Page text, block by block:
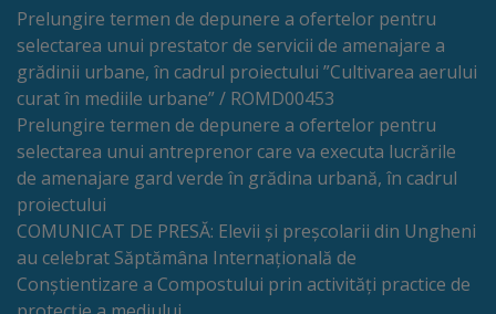
Consiliului
Calitate
și
integritate
Servicii
Plăți
Prelungire termen de depunere a ofertelor pentru
selectarea unui prestator de servicii de amenajare a
grădinii urbane, în cadrul proiectului ”Cultivarea aerului
curat în mediile urbane” / ROMD00453
Prelungire termen de depunere a ofertelor pentru
selectarea unui antreprenor care va executa lucrările
de amenajare gard verde în grădina urbană, în cadrul
proiectului
COMUNICAT DE PRESĂ: Elevii și preșcolarii din Ungheni
au celebrat Săptămâna Internațională de
Conștientizare a Compostului prin activități practice de